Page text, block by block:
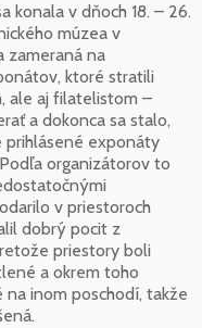
konala v dňoch 18. – 26.
múzea v
zameraná na
ktoré stratili
ale aj filatelistom –
a dokonca sa stalo,
prihlásené exponáty
organizátorov to
v priestoroch
dobrý pocit z
priestory boli
a okrem toho
inom poschodí, takže